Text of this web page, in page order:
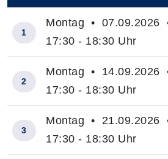
1
Montag • 07.09.2026
17:30 - 18:30 Uhr
2
Montag • 14.09.2026
17:30 - 18:30 Uhr
3
Montag • 21.09.2026
17:30 - 18:30 Uhr